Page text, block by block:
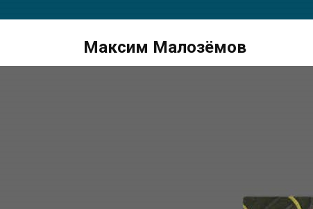
Максим Малозёмов